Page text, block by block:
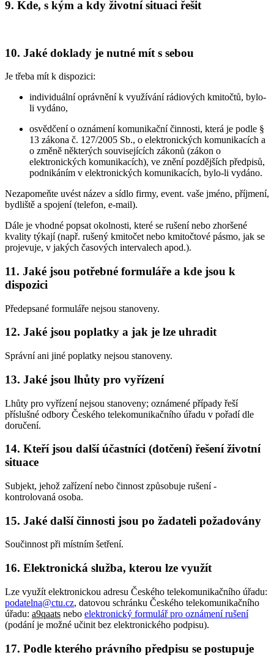
9. Kde, s kým a kdy životní situaci řešit
10. Jaké doklady je nutné mít s sebou
Je třeba mít k dispozici:
individuální oprávnění k využívání rádiových kmitočtů, bylo-
li vydáno,
osvědčení o oznámení komunikační činnosti, která je podle §
13 zákona č. 127/2005 Sb., o elektronických komunikacích a
o změně některých souvisejících zákonů (zákon o
elektronických komunikacích), ve znění pozdějších předpisů,
podnikáním v elektronických komunikacích, bylo-li vydáno.
Nezapomeňte uvést název a sídlo firmy, event. vaše jméno, příjmení,
bydliště a spojení (telefon, e-mail).
Dále je vhodné popsat okolnosti, které se rušení nebo zhoršené
kvality týkají (např. rušený kmitočet nebo kmitočtové pásmo, jak se
projevuje, v jakých časových intervalech apod.).
11. Jaké jsou potřebné formuláře a kde jsou k
dispozici
Předepsané formuláře nejsou stanoveny.
12. Jaké jsou poplatky a jak je lze uhradit
Správní ani jiné poplatky nejsou stanoveny.
13. Jaké jsou lhůty pro vyřízení
Lhůty pro vyřízení nejsou stanoveny; oznámené případy řeší
příslušné odbory Českého telekomunikačního úřadu v pořadí dle
doručení.
14. Kteří jsou další účastníci (dotčení) řešení životní
situace
Subjekt, jehož zařízení nebo činnost způsobuje rušení -
kontrolovaná osoba.
15. Jaké další činnosti jsou po žadateli požadovány
Součinnost při místním šetření.
16. Elektronická služba, kterou lze využít
Lze využít elektronickou adresu Českého telekomunikačního úřadu:
podatelna@ctu.cz, datovou schránku Českého telekomunikačního
úřadu: a9qaats nebo elektronický formulář pro oznámení rušení
(podání je možné učinit bez elektronického podpisu).
17. Podle kterého právního předpisu se postupuje